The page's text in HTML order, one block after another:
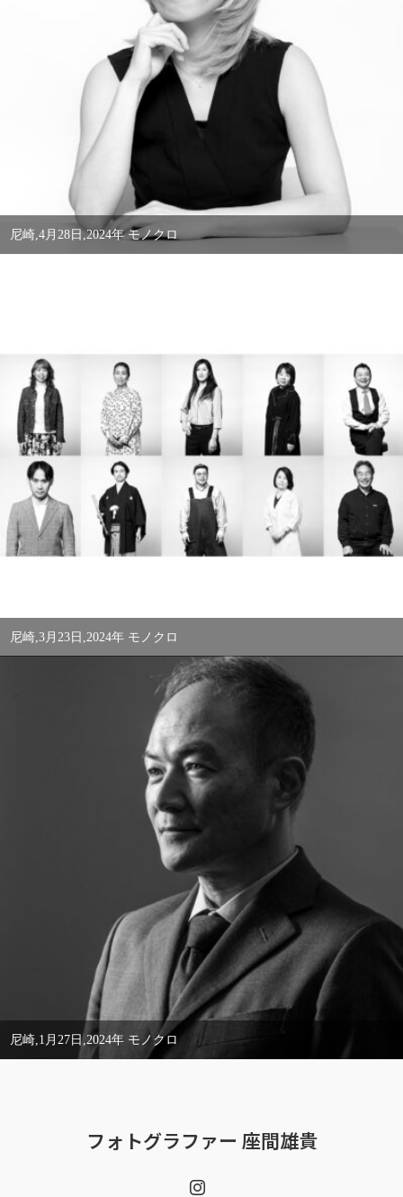
尼崎,4月28日,2024年 モノクロ
尼崎,3月23日,2024年 モノクロ
尼崎,1月27日,2024年 モノクロ
フォトグラファー 座間雄貴